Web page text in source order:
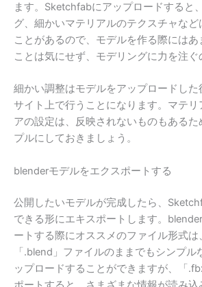
ます。Sketchfabにアップロードすると
グ、細かいマテリアルのテクスチャな
ことがあるので、モデルを作る際には
ことは気にせず、モデリングに力を注ぐ
細かい調整はモデルをアップロードし
サイト上で行うことになります。マテリ
アの設定は、反映されないものもある
プルにしておきましょう。
blenderモデルをエクスポートする
公開したいモデルが完成したら、
できる形にエキスポートします。
ートする際にオススメのファイル形式は、
「.blend」ファイルのままでもシンプル
ップロードすることができますが、「